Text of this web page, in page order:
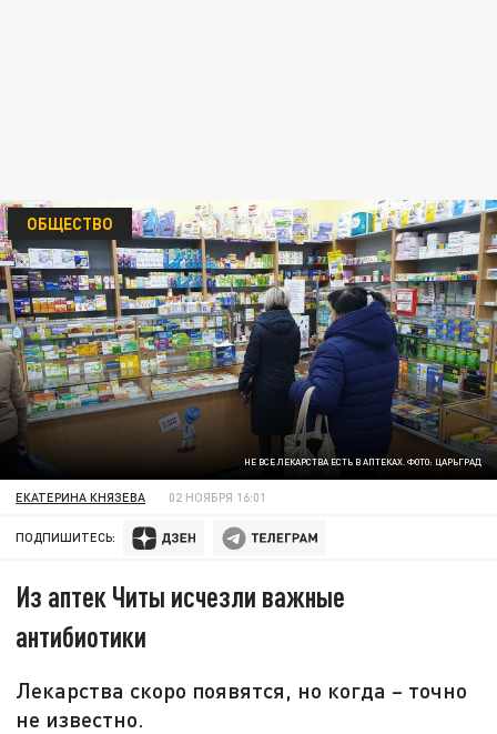
НЕ ВСЕ ЛЕКАРСТВА ЕСТЬ В АПТЕКАХ. ФОТО: ЦАРЬГРАД
ОБЩЕСТВО
ЕКАТЕРИНА КНЯЗЕВА 02 НОЯБРЯ 16:01
ПОДПИШИТЕСЬ:
Из аптек Читы исчезли важные
антибиотики
Лекарства скоро появятся, но когда – точно
не известно.